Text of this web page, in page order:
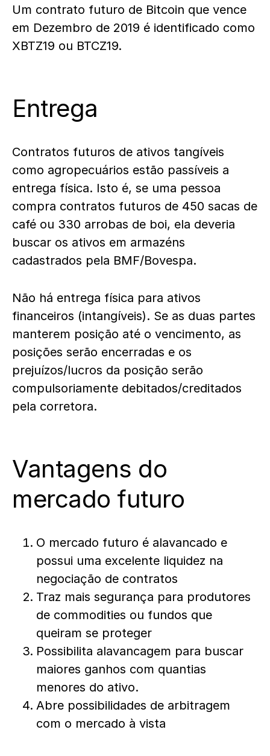
Um contrato futuro de Bitcoin que vence
em Dezembro de 2019 é identificado como
XBTZ19 ou BTCZ19.
Entrega
Contratos futuros de ativos tangíveis
como agropecuários estão passíveis a
entrega física. Isto é, se uma pessoa
compra contratos futuros de 450 sacas de
café ou 330 arrobas de boi, ela deveria
buscar os ativos em armazéns
cadastrados pela BMF/Bovespa.
Não há entrega física para ativos
financeiros (intangíveis). Se as duas partes
manterem posição até o vencimento, as
posições serão encerradas e os
prejuízos/lucros da posição serão
compulsoriamente debitados/creditados
pela corretora.
Vantagens do
mercado futuro
O mercado futuro é alavancado e
possui uma excelente liquidez na
negociação de contratos
Traz mais segurança para produtores
de commodities ou fundos que
queiram se proteger
Possibilita alavancagem para buscar
maiores ganhos com quantias
menores do ativo.
Abre possibilidades de arbitragem
com o mercado à vista